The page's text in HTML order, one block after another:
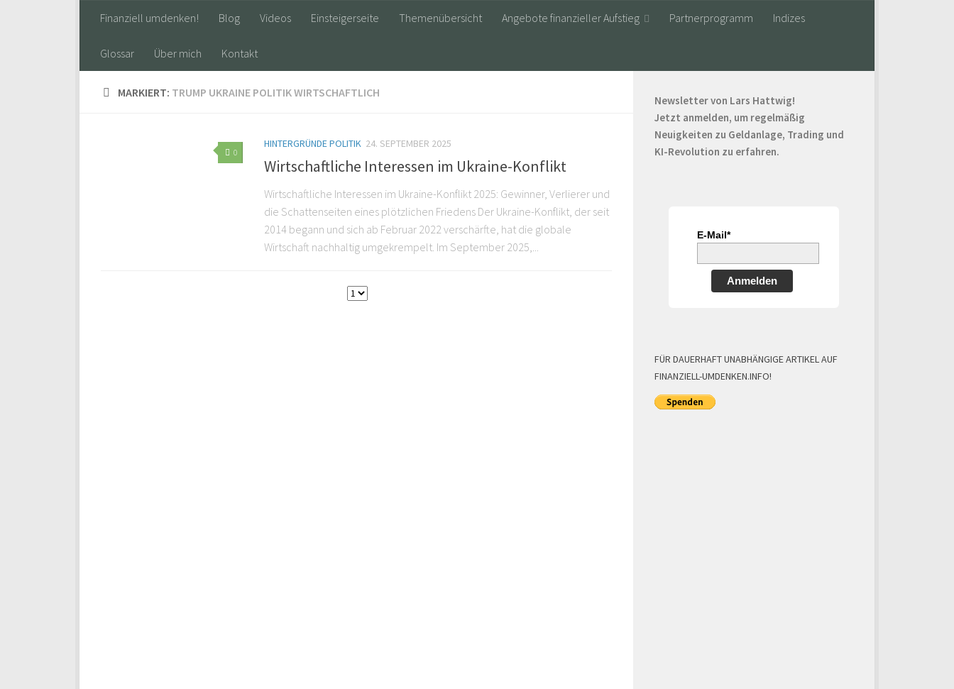
Finanziell umdenken! Blog Videos Einsteigerseite Themenübersicht Angebote finanzieller Aufstieg Partnerprogramm Indizes
Glossar Über mich Kontakt
MARKIERT: TRUMP UKRAINE POLITIK WIRTSCHAFTLICH
0
HINTERGRÜNDE POLITIK 24. SEPTEMBER 2025
Wirtschaftliche Interessen im Ukraine-Konflikt
Wirtschaftliche Interessen im Ukraine-Konflikt 2025: Gewinner, Verlierer und
die Schattenseiten eines plötzlichen Friedens Der Ukraine-Konflikt, der seit
2014 begann und sich ab Februar 2022 verschärfte, hat die globale
Wirtschaft nachhaltig umgekrempelt. Im September 2025,...
Newsletter von Lars Hattwig!
Jetzt anmelden, um regelmäßig
Neuigkeiten zu Geldanlage, Trading und
KI-Revolution zu erfahren.
E-Mail*
Anmelden
FÜR DAUERHAFT UNABHÄNGIGE ARTIKEL AUF
FINANZIELL-UMDENKEN.INFO!